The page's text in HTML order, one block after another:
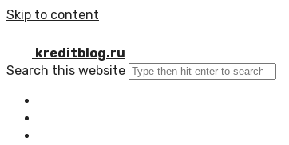
Skip to content
kreditblog.ru
Search this website